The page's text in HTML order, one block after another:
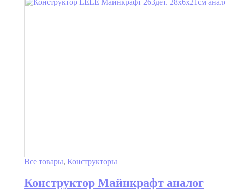
Все товары, Конструкторы
Конструктор Майнкрафт аналог